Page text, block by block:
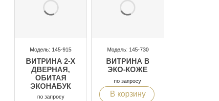
Модель: 145-915
ВИТРИНА 2-Х
ДВЕРНАЯ,
ОБИТАЯ
ЭКОНАБУК
по запросу
Модель: 145-730
ВИТРИНА В
ЭКО-КОЖЕ
по запросу
В корзину